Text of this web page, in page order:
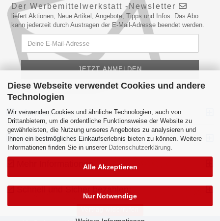
Diese Webseite verwendet Cookies und andere
Technologien
Wir verwenden Cookies und ähnliche Technologien, auch von
Drittanbietern, um die ordentliche Funktionsweise der Website zu
gewährleisten, die Nutzung unseres Angebotes zu analysieren und
Ihnen ein bestmögliches Einkaufserlebnis bieten zu können. Weitere
Informationen finden Sie in unserer Datenschutzerklärung
Alle Akzeptieren
Nur Notwendige
Der Werbemittelwerkstatt -Newsletter
liefert Aktionen, Neue Artikel, Angebote, Tipps und Infos. Das Abo
kann jederzeit durch Austragen der E-Mail-Adresse beendet werden.
Informationen
werbemittelwerkstatt
Mehr Informationen